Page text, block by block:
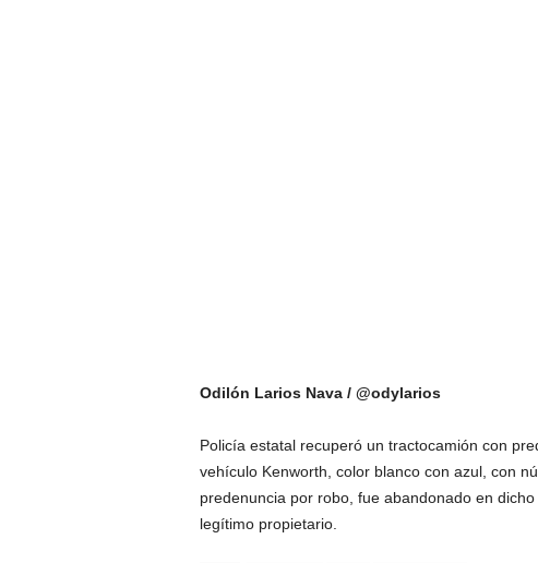
Odilón Larios Nava / @odylarios
Policía estatal recuperó un tractocamión con
vehículo Kenworth, color blanco con azul, con
predenuncia por robo, fue abandonado en
legítimo propietario.